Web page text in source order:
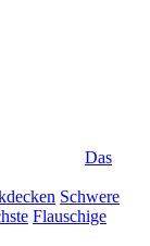
Das
Schwere
Flauschige